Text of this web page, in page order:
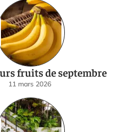
fruits de septembre
11 mars 2026